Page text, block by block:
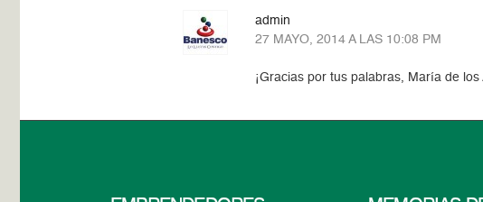
admin
27 MAYO, 2014 A LAS 10:08 PM
¡Gracias por tus palabras, María de